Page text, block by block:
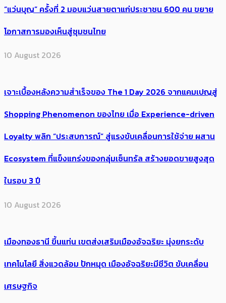
“แว่นบุญ” ครั้งที่ 2 มอบแว่นสายตาแก่ประชาชน 600 คน ขยาย
โอกาสการมองเห็นสู่ชุมชนไทย
10 August 2026
เจาะเบื้องหลังความสำเร็จของ The 1 Day 2026 จากแคมเปญสู่
Shopping Phenomenon ของไทย เมื่อ Experience-driven
Loyalty พลิก “ประสบการณ์” สู่แรงขับเคลื่อนการใช้จ่าย ผสาน
Ecosystem ที่แข็งแกร่งของกลุ่มเซ็นทรัล สร้างยอดขายสูงสุด
ในรอบ 3 ปี
10 August 2026
เมืองทองธานี ขึ้นแท่น เขตส่งเสริมเมืองอัจฉริยะ มุ่งยกระดับ
เทคโนโลยี สิ่งแวดล้อม ปักหมุด เมืองอัจฉริยะมีชีวิต ขับเคลื่อน
เศรษฐกิจ